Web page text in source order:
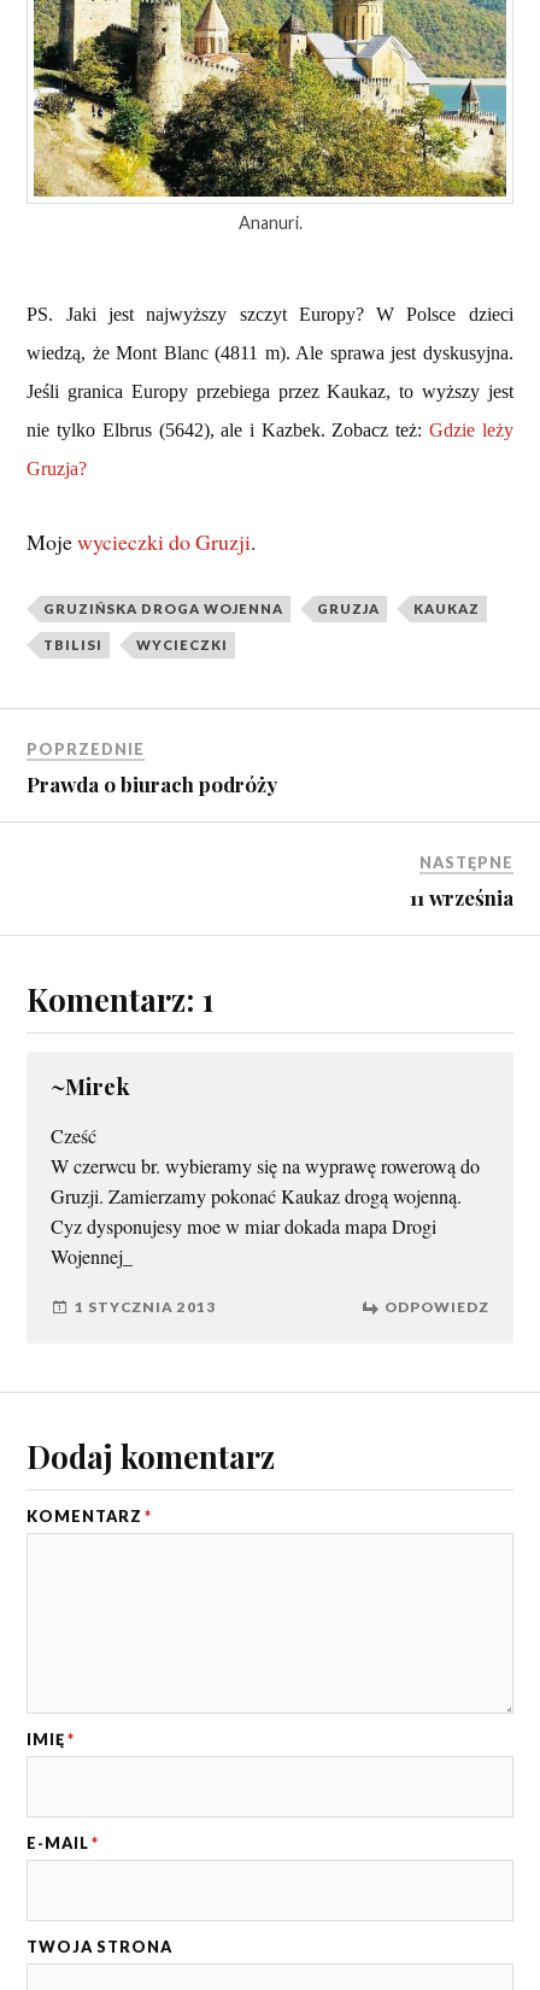
Ananuri.
PS. Jaki jest najwyższy szczyt Europy? W Polsce dzieci
wiedzą, że Mont Blanc (4811 m). Ale sprawa jest dyskusyjna.
Jeśli granica Europy przebiega przez Kaukaz, to wyższy jest
nie tylko Elbrus (5642), ale i Kazbek. Zobacz też: Gdzie leży
Gruzja?
Mojewycieczki do Gruzji.
GRUZIŃSKA DROGA WOJENNA GRUZJA KAUKAZ
TBILISI WYCIECZKI
POPRZEDNIE
Prawda o biurach podróży
NASTĘPNE
11 września
Komentarz: 1
~Mirek
Cześć
W czerwcu br. wybieramy się na wyprawę rowerową do
Gruzji. Zamierzamy pokonać Kaukaz drogą wojenną.
Cyz dysponujesy moe w miar dokada mapa Drogi
Wojennej_
1 STYCZNIA 2013 ODPOWIEDZ
Dodaj komentarz
KOMENTARZ *
IMIĘ *
E-MAIL *
TWOJA STRONA